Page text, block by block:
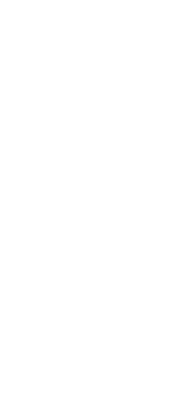
отправлены
e-mail компании и не будут
28 II korrus